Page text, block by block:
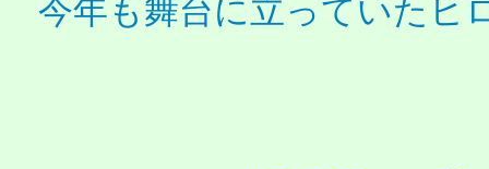
今年も舞台に立っていたヒ